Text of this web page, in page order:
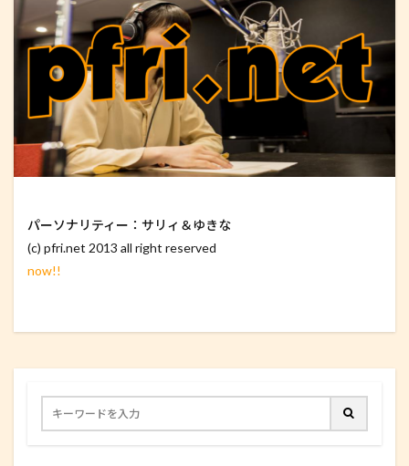
パーソナリティー：サリィ＆ゆきな
(c) pfri.net 2013 all right reserved
now!!